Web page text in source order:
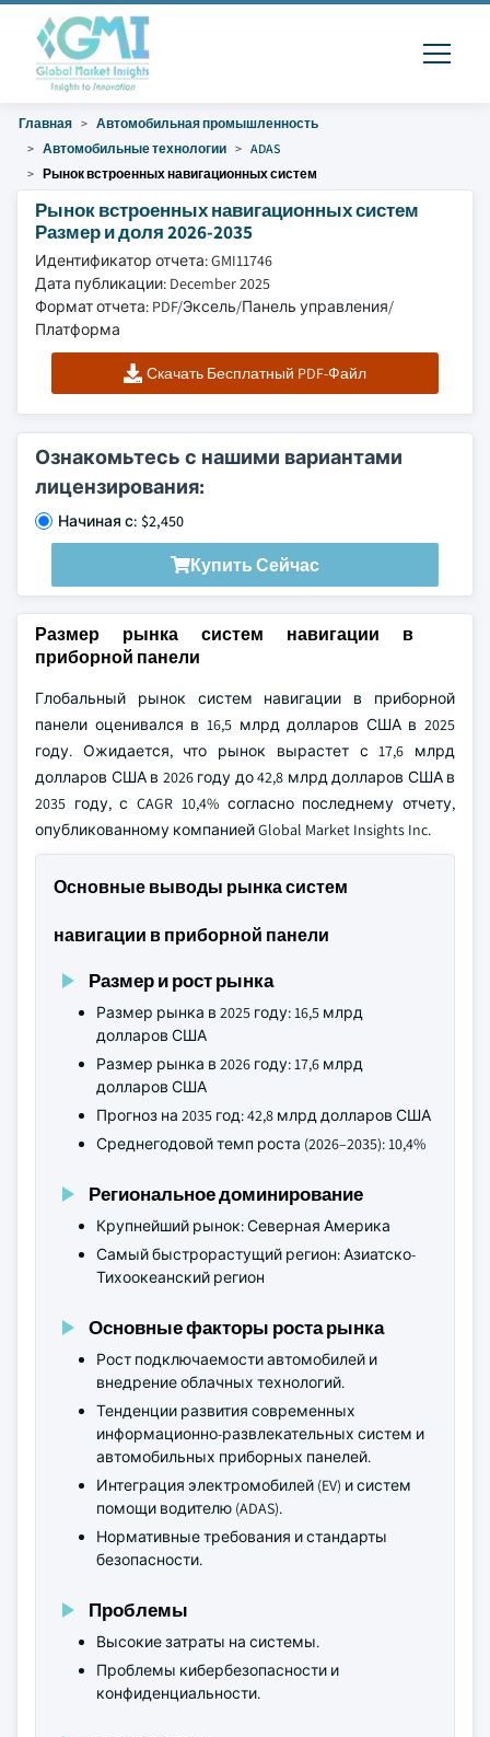
Главная
Автомобильная промышленность
Автомобильные технологии
ADAS
Рынок встроенных навигационных систем
Рынок встроенных навигационных систем
Размер и доля 2026-2035
Идентификатор отчета: GMI11746
Дата публикации: December 2025
Формат отчета: PDF/Эксель/Панель управления/
Платформа
Скачать Бесплатный PDF-Файл
Ознакомьтесь с нашими вариантами
лицензирования:
Начиная с: $2,450
Купить Сейчас
Размер рынка систем навигации в
приборной панели
Глобальный рынок систем навигации в приборной
панели оценивался в 16,5 млрд долларов США в 2025
году. Ожидается, что рынок вырастет с 17,6 млрд
долларов США в 2026 году до 42,8 млрд долларов США в
2035 году, с CAGR 10,4% согласно последнему отчету,
опубликованному компанией Global Market Insights Inc.
Основные выводы рынка систем
навигации в приборной панели
Размер и рост рынка
Размер рынка в 2025 году: 16,5 млрд
долларов США
Размер рынка в 2026 году: 17,6 млрд
долларов США
Прогноз на 2035 год: 42,8 млрд долларов США
Среднегодовой темп роста (2026–2035): 10,4%
Региональное доминирование
Крупнейший рынок: Северная Америка
Самый быстрорастущий регион: Азиатско-
Тихоокеанский регион
Основные факторы роста рынка
Рост подключаемости автомобилей и
внедрение облачных технологий.
Тенденции развития современных
информационно-развлекательных систем и
автомобильных приборных панелей.
Интеграция электромобилей (EV) и систем
помощи водителю (ADAS).
Нормативные требования и стандарты
безопасности.
Проблемы
Высокие затраты на системы.
Проблемы кибербезопасности и
конфиденциальности.